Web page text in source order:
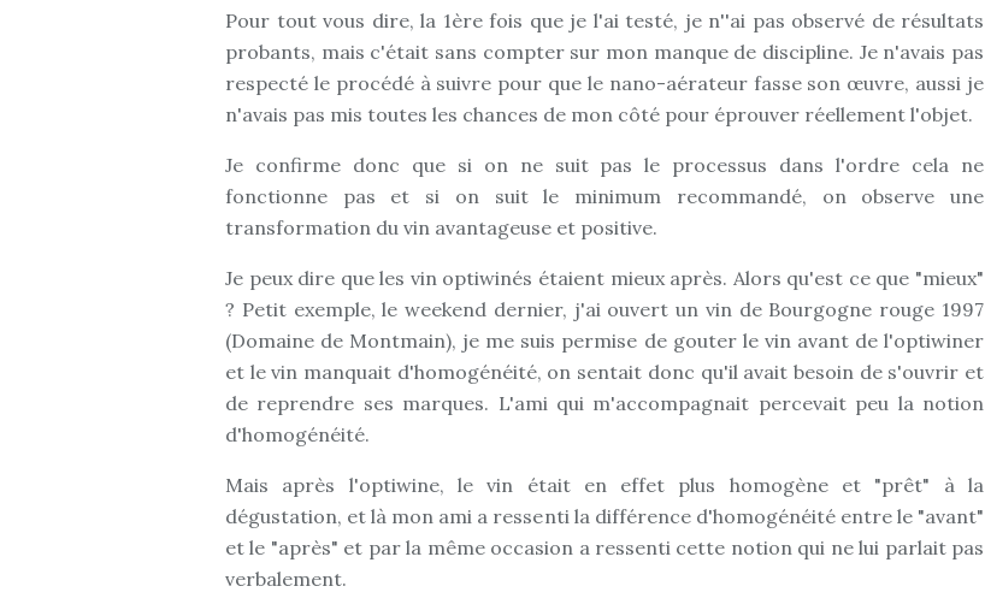
Pour tout vous dire, la 1ère fois que je l'ai testé, je n''ai pas observé de résultats
probants, mais c'était sans compter sur mon manque de discipline. Je n'avais pas
respecté le procédé à suivre pour que le nano-aérateur fasse son œuvre, aussi je
n'avais pas mis toutes les chances de mon côté pour éprouver réellement l'objet.
Je confirme donc que si on ne suit pas le processus dans l'ordre cela ne
fonctionne pas et si on suit le minimum recommandé, on observe une
transformation du vin avantageuse et positive.
Je peux dire que les vin optiwinés étaient mieux après. Alors qu'est ce que "mieux"
? Petit exemple, le weekend dernier, j'ai ouvert un vin de Bourgogne rouge 1997
(Domaine de Montmain), je me suis permise de gouter le vin avant de l'optiwiner
et le vin manquait d'homogénéité, on sentait donc qu'il avait besoin de s'ouvrir et
de reprendre ses marques. L'ami qui m'accompagnait percevait peu la notion
d'homogénéité.
Mais après l'optiwine, le vin était en effet plus homogène et "prêt" à la
dégustation, et là mon ami a ressenti la différence d'homogénéité entre le "avant"
et le "après" et par la même occasion a ressenti cette notion qui ne lui parlait pas
verbalement.